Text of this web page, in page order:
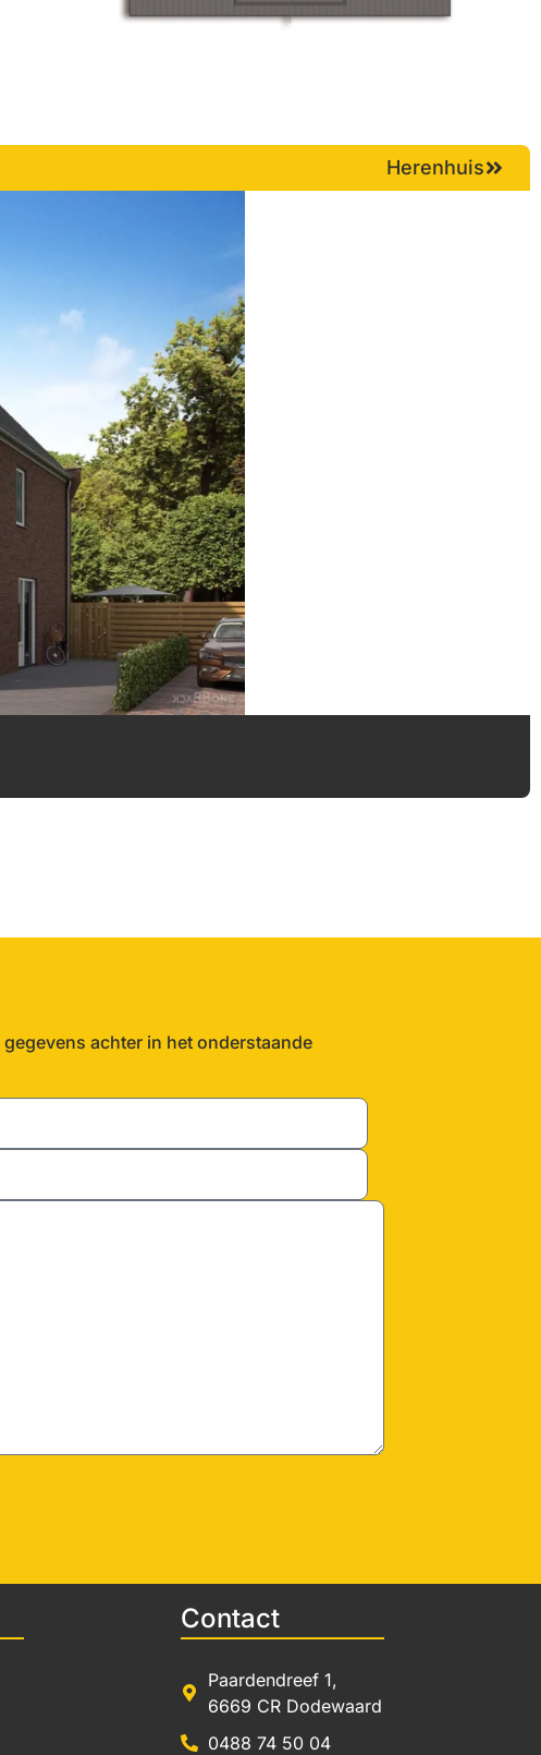
Herenhuis
achter in het onderstaande
Contact
Paardendreef 1,
6669 CR Dodewaard
0488 74 50 04